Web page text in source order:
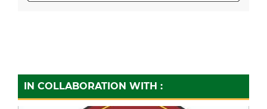
IN COLLABORATION WITH :